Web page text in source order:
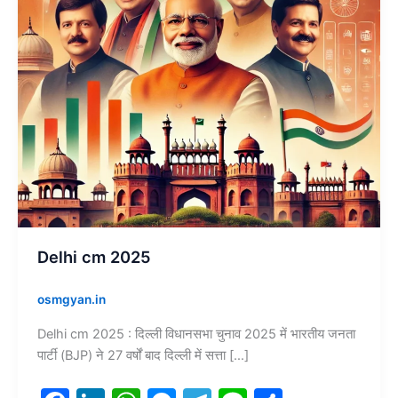
Delhi cm 2025
osmgyan.in
Delhi cm 2025 : दिल्ली विधानसभा चुनाव 2025 में भारतीय जनता
पार्टी (BJP) ने 27 वर्षों बाद दिल्ली में सत्ता […]